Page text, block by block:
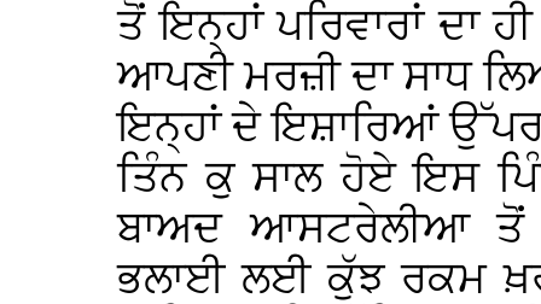
ਤੋਂ ਇਨ੍ਹਾਂ ਪਰਿਵਾਰਾਂ ਦਾ
ਆਪਣੀ ਮਰਜ਼ੀ ਦਾ ਸਾਧ
ਇਨ੍ਹਾਂ ਦੇ ਇਸ਼ਾਰਿਆਂ
ਤਿੰਨ ਕੁ ਸਾਲ ਹੋਏ ਇਸ
ਬਾਅਦ ਆਸਟਰੇਲੀਆ ਤੋਂ
ਭਲਾਈ ਲਈ ਕੁੱਝ ਰਕਮ